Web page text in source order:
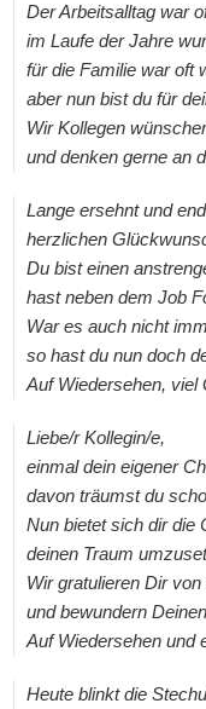
Der Arbeitsalltag war
im Laufe der Jahre
für die Familie war oft
aber nun bist du für
Wir Kollegen
und denken gerne an
Lange ersehnt und
herzlichen
Du bist einen
hast neben dem Job
War es auch nicht
so hast du nun doch
Auf Wiedersehen, viel
Liebe/r Kollegin/e,
einmal dein eigener
davon träumst du
Nun bietet sich dir die
deinen Traum
Wir gratulieren Dir
und bewundern
Auf Wiedersehen und
Heute blinkt die